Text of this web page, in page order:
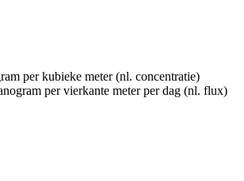
per kubieke meter (nl. concentratie)
per vierkante meter per dag (nl. flux)